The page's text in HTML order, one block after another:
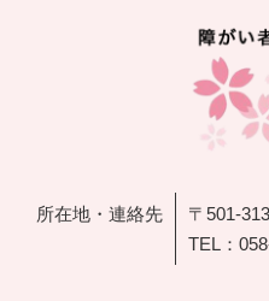
所在地・連絡先
〒501-
TEL：